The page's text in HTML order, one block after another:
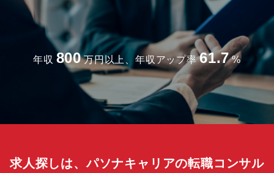
年収 800 万円以上、年収アップ率 61.7 %
求人探しは、パソナキャリアの転職コンサル